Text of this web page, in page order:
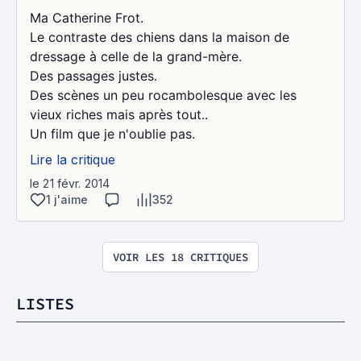
Ma Catherine Frot.
Le contraste des chiens dans la maison de
dressage à celle de la grand-mère.
Des passages justes.
Des scènes un peu rocambolesque avec les
vieux riches mais après tout..
Un film que je n'oublie pas.
Lire la critique
le 21 févr. 2014
1 j'aime
352
VOIR LES 18 CRITIQUES
LISTES